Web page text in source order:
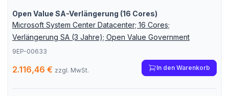
Open Value SA-Verlängerung (16 Cores)
Microsoft System Center Datacenter; 16 Cores;
Verlängerung SA (3 Jahre); Open Value Government
9EP-00633
2.116,46 € zzgl. MwSt. In den Warenkorb